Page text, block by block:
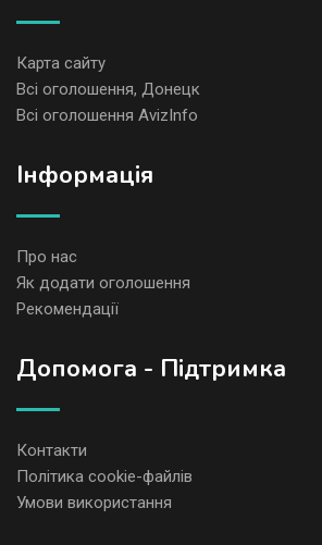
Карта сайту
Всі оголошення, Донецк
Всі оголошення AvizInfo
Iнформація
Про нас
Як додати оголошення
Рекомендації
Допомога - Підтримка
Контакти
Політика cookie-файлів
Умови використання